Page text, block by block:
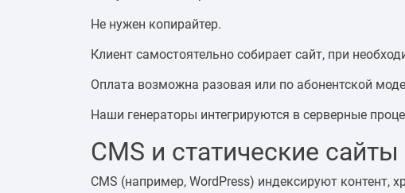
Не нужен копирайтер.
Клиент самостоятельно собирает сайт, при
Оплата возможна разовая или по абонентской
Наши генераторы интегрируются в серверные
CMS и статические сайты
CMS (например, WordPress) индексируют контент,